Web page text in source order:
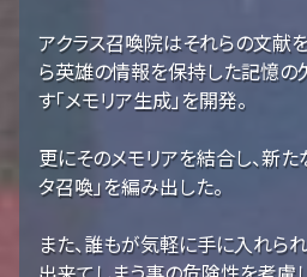
アクラス召喚院はそれらの文献
ら英雄の情報を保持した記憶の
す「メモリア生成」を開発。
更にそのメモリアを結合し、新
タ召喚」を編み出した。
また、誰もが気軽に手に入れら